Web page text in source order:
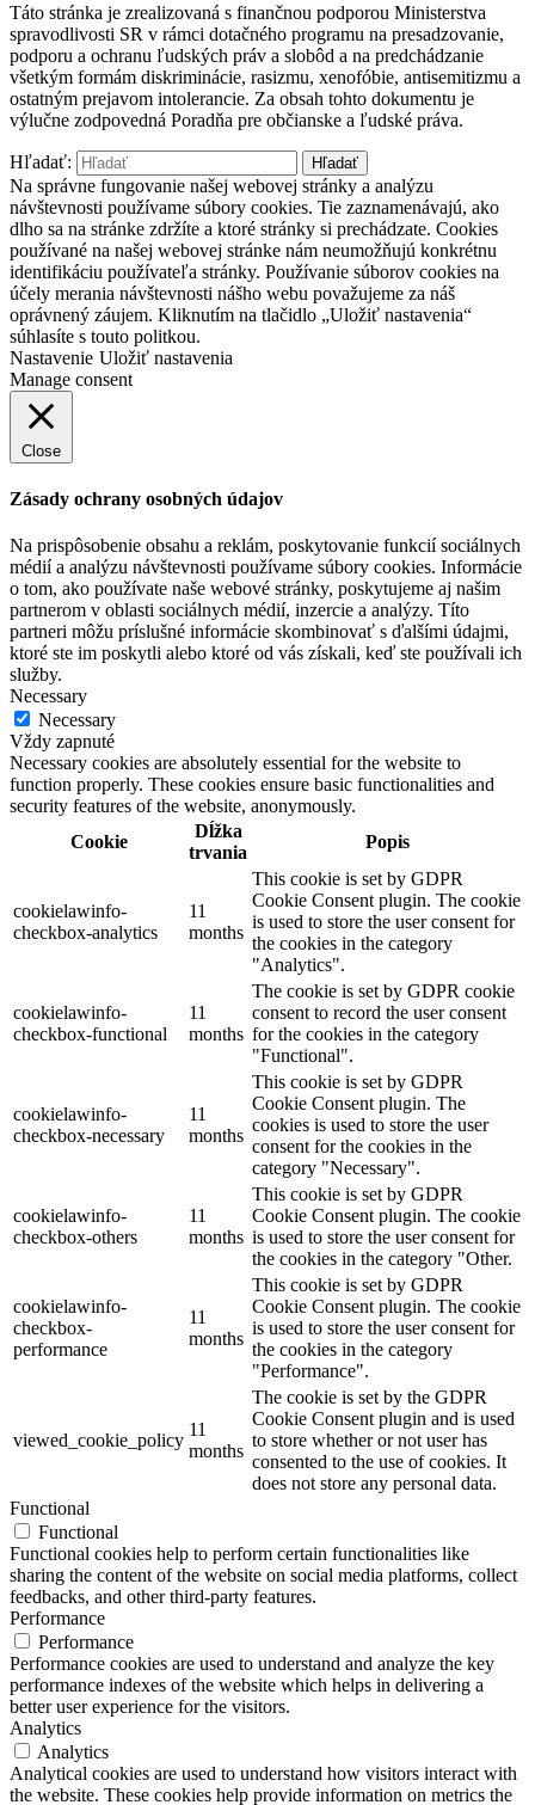
Táto stránka je zrealizovaná s finančnou podporou Ministerstva
spravodlivosti SR v rámci dotačného programu na presadzovanie,
podporu a ochranu ľudských práv a slobôd a na predchádzanie
všetkým formám diskriminácie, rasizmu, xenofóbie, antisemitizmu a
ostatným prejavom intolerancie. Za obsah tohto dokumentu je
výlučne zodpovedná Poradňa pre občianske a ľudské práva.
Hľadať:
Na správne fungovanie našej webovej stránky a analýzu
návštevnosti používame súbory cookies. Tie zaznamenávajú, ako
dlho sa na stránke zdržíte a ktoré stránky si prechádzate. Cookies
používané na našej webovej stránke nám neumožňujú konkrétnu
identifikáciu používateľa stránky. Používanie súborov cookies na
účely merania návštevnosti nášho webu považujeme za náš
oprávnený záujem. Kliknutím na tlačidlo „Uložiť nastavenia“
súhlasíte s touto politkou.
Nastavenie Uložiť nastavenia
Manage consent
Close
Zásady ochrany osobných údajov
Na prispôsobenie obsahu a reklám, poskytovanie funkcií sociálnych
médií a analýzu návštevnosti používame súbory cookies. Informácie
o tom, ako používate naše webové stránky, poskytujeme aj našim
partnerom v oblasti sociálnych médií, inzercie a analýzy. Títo
partneri môžu príslušné informácie skombinovať s ďalšími údajmi,
ktoré ste im poskytli alebo ktoré od vás získali, keď ste používali ich
služby.
Necessary
Necessary
Vždy zapnuté
Necessary cookies are absolutely essential for the website to
function properly. These cookies ensure basic functionalities and
security features of the website, anonymously.
Cookie
Dĺžka
trvania
Popis
cookielawinfo-
checkbox-analytics
11
months
This cookie is set by GDPR
Cookie Consent plugin. The cookie
is used to store the user consent for
the cookies in the category
"Analytics".
cookielawinfo-
checkbox-functional
11
months
The cookie is set by GDPR cookie
consent to record the user consent
for the cookies in the category
"Functional".
cookielawinfo-
checkbox-necessary
11
months
This cookie is set by GDPR
Cookie Consent plugin. The
cookies is used to store the user
consent for the cookies in the
category "Necessary".
cookielawinfo-
checkbox-others
11
months
This cookie is set by GDPR
Cookie Consent plugin. The cookie
is used to store the user consent for
the cookies in the category "Other.
cookielawinfo-
checkbox-
performance
11
months
This cookie is set by GDPR
Cookie Consent plugin. The cookie
is used to store the user consent for
the cookies in the category
"Performance".
viewed_cookie_policy
11
months
The cookie is set by the GDPR
Cookie Consent plugin and is used
to store whether or not user has
consented to the use of cookies. It
does not store any personal data.
Functional
Functional
Functional cookies help to perform certain functionalities like
sharing the content of the website on social media platforms, collect
feedbacks, and other third-party features.
Performance
Performance
Performance cookies are used to understand and analyze the key
performance indexes of the website which helps in delivering a
better user experience for the visitors.
Analytics
Analytics
Analytical cookies are used to understand how visitors interact with
the website. These cookies help provide information on metrics the